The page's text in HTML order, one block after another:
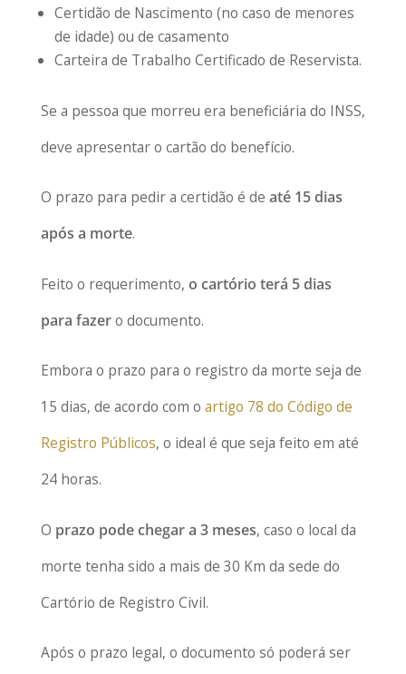
Certidão de Nascimento (no caso de menores
de idade) ou de casamento
Carteira de Trabalho Certificado de Reservista.
Se a pessoa que morreu era beneficiária do INSS,
deve apresentar o cartão do benefício.
O prazo para pedir a certidão é de até 15 dias
após a morte.
Feito o requerimento, o cartório terá 5 dias
para fazero documento.
Embora o prazo para o registro da morte seja de
15 dias, de acordo com o artigo 78 do Código de
Registro Públicos, o ideal é que seja feito em até
24 horas.
O prazo pode chegar a 3 meses, caso o local da
morte tenha sido a mais de 30 Km da sede do
Cartório de Registro Civil.
Após o prazo legal, o documento só poderá ser